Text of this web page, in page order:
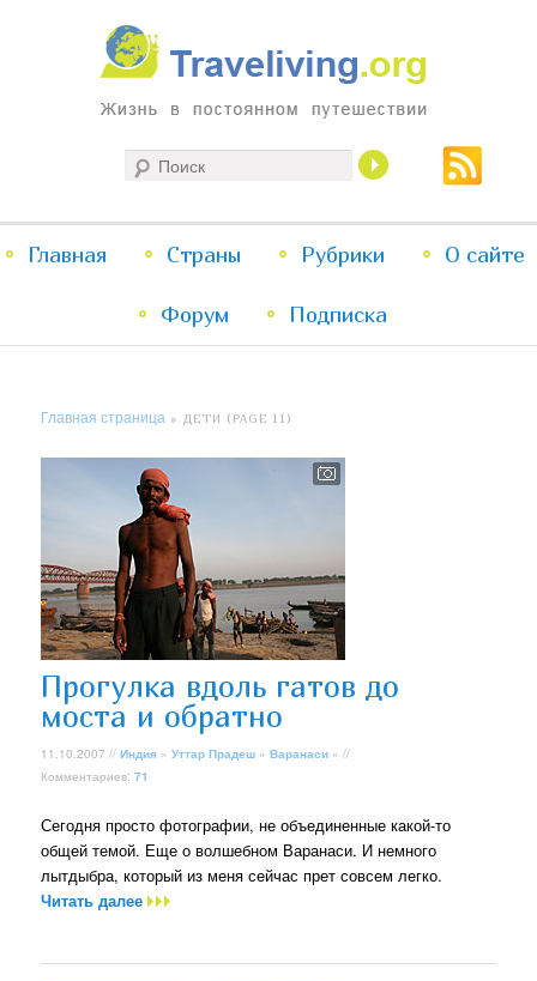
Traveliving
Жизнь в постоянном путешествии
меню
Перейти
к
Перейти
к
Главная Страны Рубрики О сайте
Форум Подписка
Главная страница » ДЕТИ (PAGE 11)
Прогулка вдоль гатов до
моста и обратно
11.10.2007 //Индия »Уттар Прадеш »Варанаси » //
Комментариев:71
Сегодня просто фотографии, не объединенные какой-то
общей темой. Еще о волшебном Варанаси. И немного
лытдыбра, который из меня сейчас прет совсем легко.
Читать далее